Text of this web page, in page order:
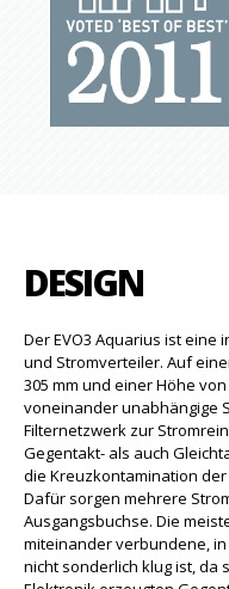
DESIGN
Der EVO3 Aquarius ist
und Stromverteiler. Auf
305 mm und einer Höhe
voneinander unabhängige
Filternetzwerk zur
Gegentakt- als auch
die Kreuzkontamination
Dafür sorgen mehrere
Ausgangsbuchse. Die
miteinander verbundene,
nicht sonderlich klug ist, da